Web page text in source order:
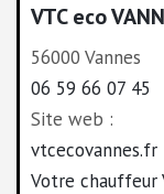
VTC eco
56000 Vannes
06 59 66 07 45
Site web :
vtcecovannes.fr
Votre chauffeur